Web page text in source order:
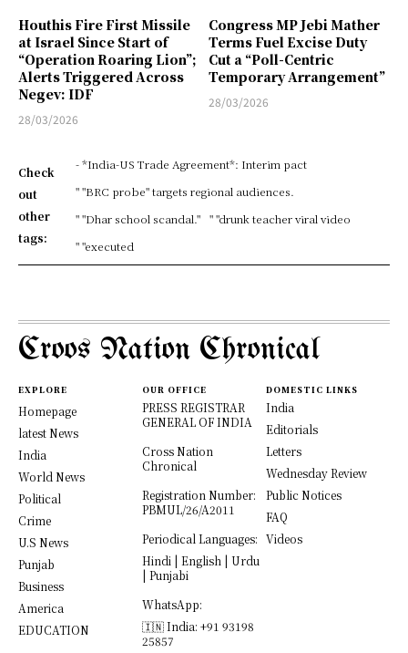
Houthis Fire First Missile
at Israel Since Start of
“Operation Roaring Lion”;
Alerts Triggered Across
Negev: IDF
28/03/2026
Congress MP Jebi Mather
Terms Fuel Excise Duty
Cut a “Poll-Centric
Temporary Arrangement”
28/03/2026
Check
out
other
tags:
- *India-US Trade Agreement*: Interim pact
" "BRC probe" targets regional audiences.
" "Dhar school scandal." " "drunk teacher viral video
" "executed
Croos Nation Chronical
EXPLORE
Homepage
latest News
India
World News
Political
Crime
U.S News
Punjab
Business
America
EDUCATION
OUR OFFICE
PRESS REGISTRAR
GENERAL OF INDIA
Cross Nation
Chronical
Registration Number:
PBMUL/26/A2011
Periodical Languages:
Hindi | English | Urdu
| Punjabi
WhatsApp:
🇮🇳 India: +91 93198
25857
DOMESTIC LINKS
India
Editorials
Letters
Wednesday Review
Public Notices
FAQ
Videos